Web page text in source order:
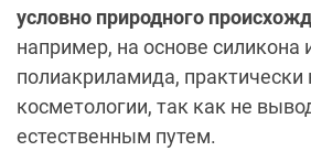
условно природного
например, на основе силикона
полиакриламида,
косметологии, так как не
естественным путем.